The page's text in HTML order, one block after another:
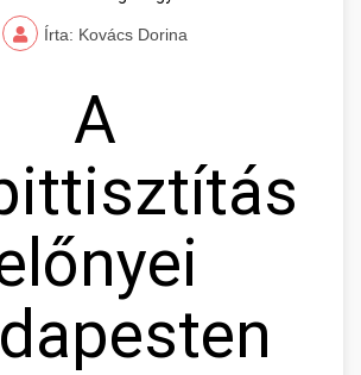
Írta: Kovács Dorina
A